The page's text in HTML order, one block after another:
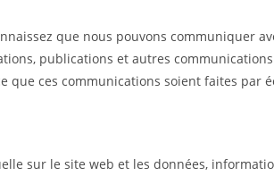
que nous pouvons communiquer
publications et autres
que ces communications soient faites par
sur le site web et les données,